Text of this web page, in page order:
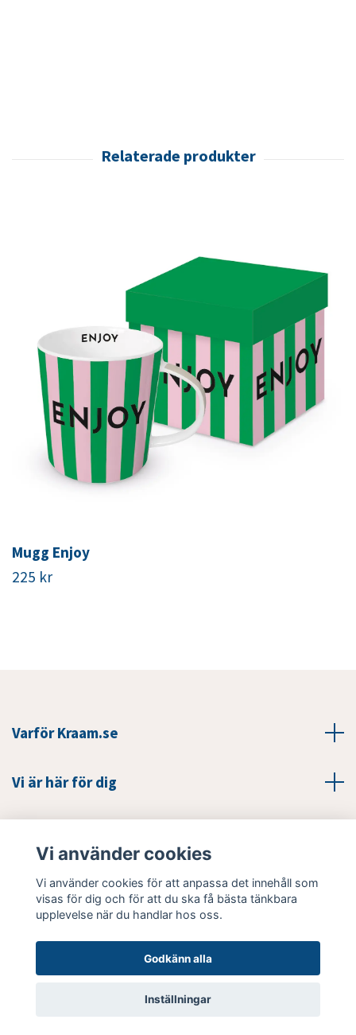
Mugg Enjoy
225 kr
Varför Kraam.se
Vi är här för dig
Sociala medier
© 2026 Kraam.se
Vi använder cookies
Vi använder cookies för att anpassa det innehåll som
visas för dig och för att du ska få bästa tänkbara
upplevelse när du handlar hos oss.
Godkänn alla
Inställningar